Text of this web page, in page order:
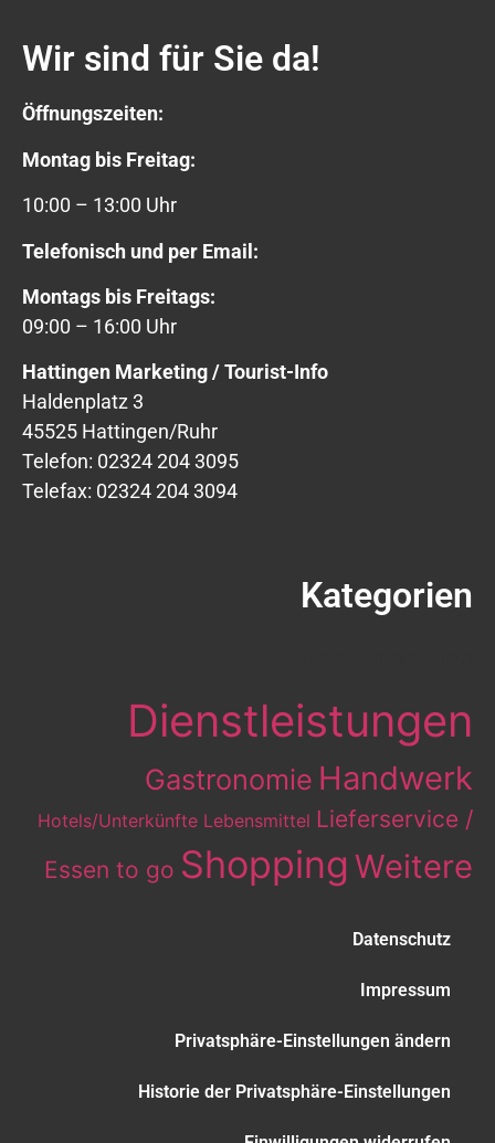
Wir sind für Sie da!
Öffnungszeiten:
Montag bis Freitag:
10:00 – 13:00 Uhr
Telefonisch und per Email:
Montags bis Freitags:
09:00 – 16:00 Uhr
Hattingen Marketing / Tourist-Info
Haldenplatz 3
45525 Hattingen/Ruhr
Telefon: 02324 204 3095
Telefax: 02324 204 3094
Kategorien
Dienstleistungen
Gastronomie Handwerk
Hotels/Unterkünfte Lebensmittel Lieferservice /
Essen to go Shopping Weitere
Datenschutz
Impressum
Privatsphäre-Einstellungen ändern
Historie der Privatsphäre-Einstellungen